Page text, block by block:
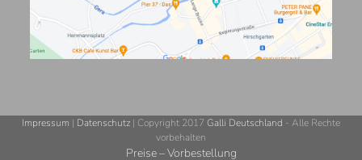
Impressum | Datenschutz | Copyright 2017 Galli Deutschland - Alle Rechte
vorbehalten
Preise – Vorbestellung